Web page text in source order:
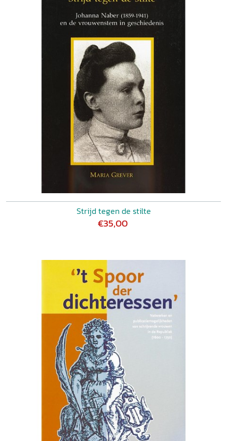
Strijd tegen de stilte
€35,00